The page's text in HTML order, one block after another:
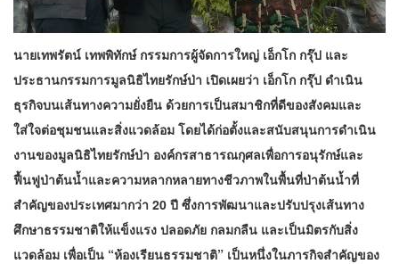
นายเทพรัตน์ เทพพิทักษ์ กรรมการผู้จัดการใหญ่ เอ็กโก กรุ๊ป และ
ประธานกรรมการมูลนิธิไทยรักษ์ป่า เปิดเผยว่า เอ็กโก กรุ๊ป ดำเนิน
ธุรกิจบนเส้นทางความยั่งยืน ด้วยการเป็นสมาชิกที่ดีของสังคมและ
ใส่ใจต่อชุมชนและสิ่งแวดล้อม โดยได้ก่อตั้งและสนับสนุนการดำเนิน
งานของมูลนิธิไทยรักษ์ป่า องค์กรสาธารณกุศลเพื่อการอนุรักษ์และ
ฟื้นฟูป่าต้นน้ำและความหลากหลายทางชีวภาพในพื้นที่ป่าต้นน้ำที่
สำคัญของประเทศมากว่า 20 ปี ซึ่งการพัฒนาและปรับปรุงเส้นทาง
ศึกษาธรรมชาติให้แข็งแรง ปลอดภัย กลมกลืน และเป็นมิตรกับสิ่ง
แวดล้อม เพื่อเป็น “ห้องเรียนธรรมชาติ” เป็นหนึ่งในภารกิจสำคัญของ